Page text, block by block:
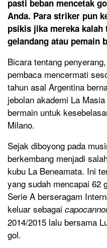
pasti beban mencetak
Anda. Para striker pun
psikis jika mereka kalah
gelandang atau pemain
Bicara tentang
pembaca mencermati
tahun asal Argentina
jebolan akademi La
bermain untuk
Milano.
Sejak diboyong pada
berkembang menjadi
kubu La Beneamata. Ini
yang sudah mencapai 62
Serie A berseragam
keluar sebagai
2014/2015 lalu bersama
gol.